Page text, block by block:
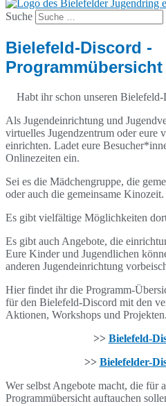
Suche
Bielefeld-Discord -
Habt ihr schon unseren
Als Jugendeinrichtung und
virtuelles Jugendzentrum oder eure
einrichten. Ladet eure
Onlinezeiten ein.
Sei es die Mädchengruppe, die
oder auch die gemeinsame Kinozeit.
Es gibt vielfältige Möglichkeiten
Es gibt auch Angebote, die
Eure Kinder und Jugendlichen
anderen Jugendeinrichtung
Hier findet ihr die Programm-
für den Bielefeld-Discord mit den
Aktionen, Workshops und Projekten.
>> Bielefeld-
>> Bielefelder-
Wer selbst Angebote macht, die für
Programmübersicht auftauchen